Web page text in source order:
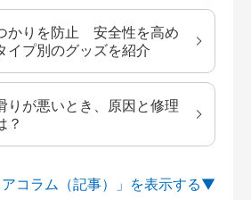
かりを防止 安全性を高め
イプ別のグッズを紹介
りが悪いとき、原因と修理
？
コラム（記事）」を